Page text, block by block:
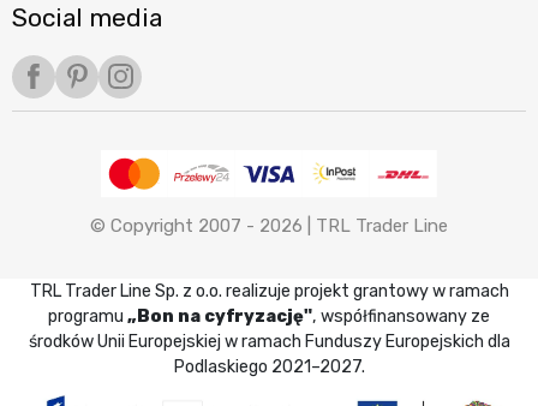
Social media
Facebook
PinterestInstagram
© Copyright 2007 - 2026 | TRL Trader Line
TRL Trader Line Sp. z o.o. realizuje projekt grantowy w ramach
programu „Bon na cyfryzację", współfinansowany ze
środków Unii Europejskiej w ramach Funduszy Europejskich dla
Podlaskiego 2021–2027.